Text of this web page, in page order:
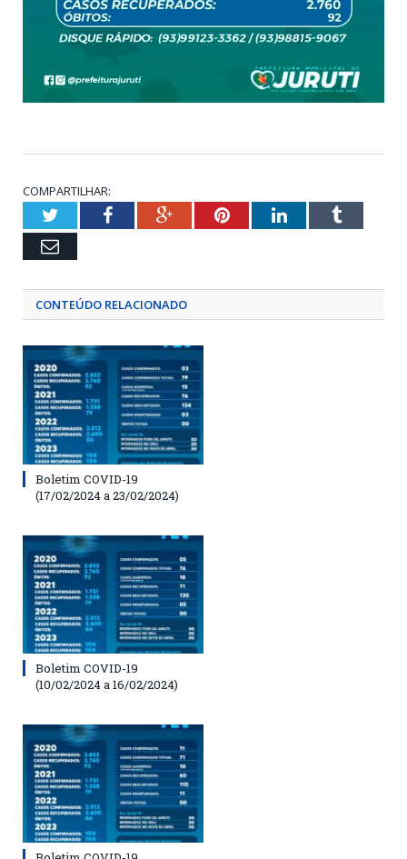
COMPARTILHAR:
TwitterFacebookGoogle+PinterestLinkedInTumblr
Email
CONTEÚDO RELACIONADO
Boletim COVID-19
(17/02/2024 a 23/02/2024)
Boletim COVID-19
(10/02/2024 a 16/02/2024)